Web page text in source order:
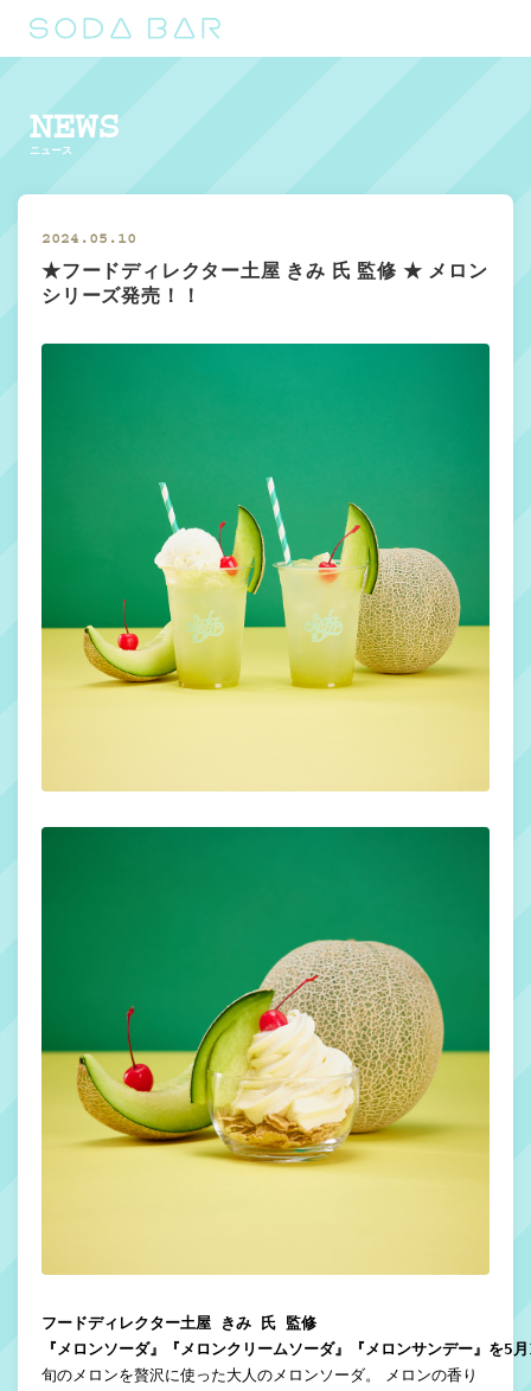
NEWS
ニュース
2024.05.10
★フードディレクター土屋 きみ 氏 監修 ★ メロン
シリーズ発売！！
フードディレクター土屋 きみ 氏 監修
『メロンソーダ』『メロンクリームソーダ』『メロンサンデー』を
旬のメロンを贅沢に使った大人のメロンソーダ。 メロンの香り